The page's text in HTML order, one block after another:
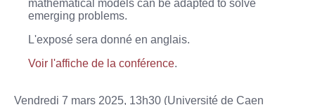
mathematical models can be adapted to solve
emerging problems.
L'exposé sera donné en anglais.
Voir l'affiche de la conférence.
Vendredi 7 mars 2025, 13h30 (Université de Caen